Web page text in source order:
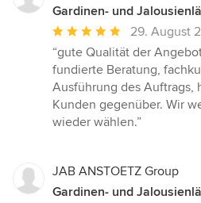
Gardinen- und
Durchschnittliche
Bewertung:
5
von
5
Sternen
29. August
“gute Qualität der
fundierte Beratung,
Ausführung des Auftrags,
Kunden gegenüber. Wir
wieder wählen.”
JAB ANSTOETZ Group
Gardinen- und